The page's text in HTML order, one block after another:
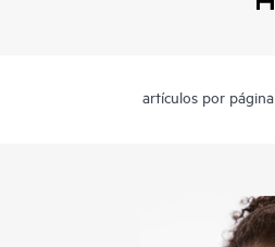
artículos por página